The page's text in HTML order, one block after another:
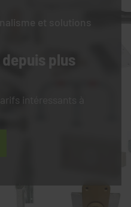
et solutions
depuis plus
intéressants à